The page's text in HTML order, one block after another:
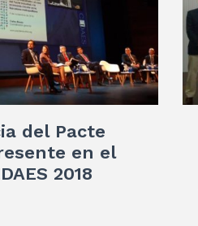
del Pacte
en el
2018